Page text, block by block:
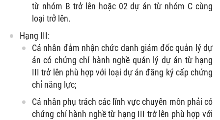
từ nhóm B trở lên hoặc 02 dự án từ nhóm C cùng
loại trở lên.
Hạng III:
Cá nhân đảm nhận chức danh giám đốc quản lý dự
án có chứng chỉ hành nghề quản lý dự án từ hạng
III trở lên phù hợp với loại dự án đăng ký cấp chứng
chỉ năng lực;
Cá nhân phụ trách các lĩnh vực chuyên môn phải có
chứng chỉ hành nghề từ hạng III trở lên phù hợp với